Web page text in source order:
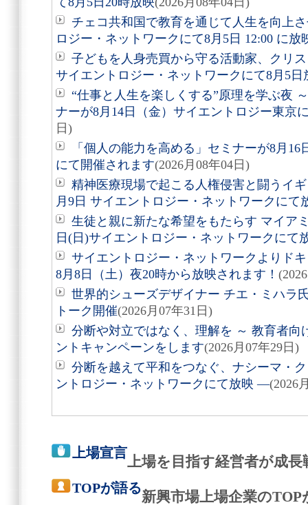
チェコ共和国で教育を通じて人生を向上
ロジー・ネットワークにて8月5日 12:00 に放
子どもを人身売買から守る活動家、クリ
サイエントロジー・ネットワークにて8月5
“仕事と人生を楽しくする”原理を学ぶ夜
ナーが8月14日（金）サイエントロジー東京
日)
「個人の能力を高める」セミナーが8月
にて開催されます(2026月08年04日)
精神医療現場で起こる人権侵害と闘うイ
月9日 サイエントロジー・ネットワークにて
生徒と親に新たな希望をもたらす マイア
日(日)サイエントロジー・ネットワークにて
サイエントロジー・ネットワークよりド
8月8日（土）夜20時から放映されます！
世界的シューズデザイナー チエ・ミハラ
トーク開催(2026月07年31日)
分断や対立ではなく、理解を ～ 教育者向
ントキャンペーンをします(2026月07年29日)
分断を越えて平和をつなぐ、ナシーマ・
ントロジー・ネットワークにて放映 ―(2026
上場宣言
上場を目指す経営者が成
TOPが語る
新興市場上場企業の